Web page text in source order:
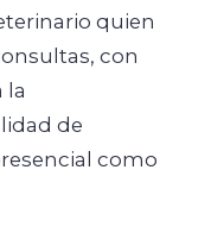
quien
con
la
de
como